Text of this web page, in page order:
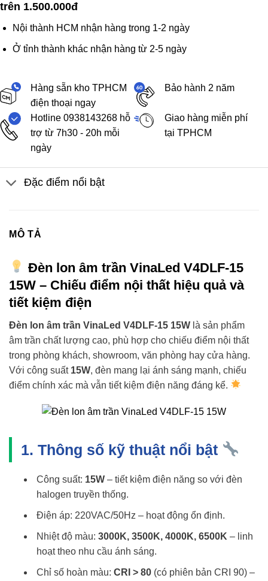
trên 1.500.000đ
Nội thành HCM nhận hàng trong 1-2 ngày
Ở tỉnh thành khác nhận hàng từ 2-5 ngày
Hàng sẵn kho TPHCM
điện thoại ngay
Bảo hành 2 năm
Hotline 0938143268 hỗ
trợ từ 7h30 - 20h mỗi
ngày
Giao hàng miễn phí
tại TPHCM
Đặc điểm nổi bật
MÔ TẢ
Đèn lon âm trần VinaLed V4DLF-15
15W – Chiếu điểm nội thất hiệu quả và
tiết kiệm điện
Đèn lon âm trần VinaLed V4DLF-15 15W là sản phẩm
âm trần chất lượng cao, phù hợp cho chiếu điểm nội thất
trong phòng khách, showroom, văn phòng hay cửa hàng.
Với công suất 15W, đèn mang lại ánh sáng mạnh, chiếu
điểm chính xác mà vẫn tiết kiệm điện năng đáng kể.
1. Thông số kỹ thuật nổi bật
Công suất: 15W– tiết kiệm điện năng so với đèn
halogen truyền thống.
Điện áp: 220VAC/50Hz – hoạt động ổn định.
Nhiệt độ màu: 3000K, 3500K, 4000K, 6500K – linh
hoạt theo nhu cầu ánh sáng.
Chỉ số hoàn màu: CRI > 80(có phiên bản CRI 90) –